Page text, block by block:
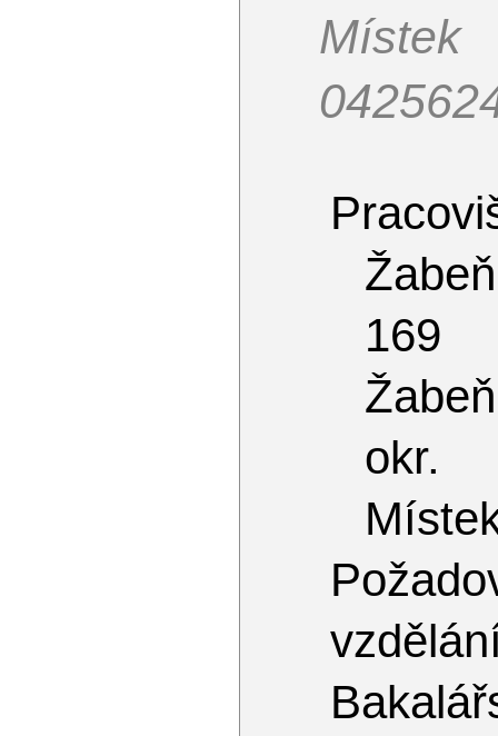
Žabeň
169
Žabeň
okr.